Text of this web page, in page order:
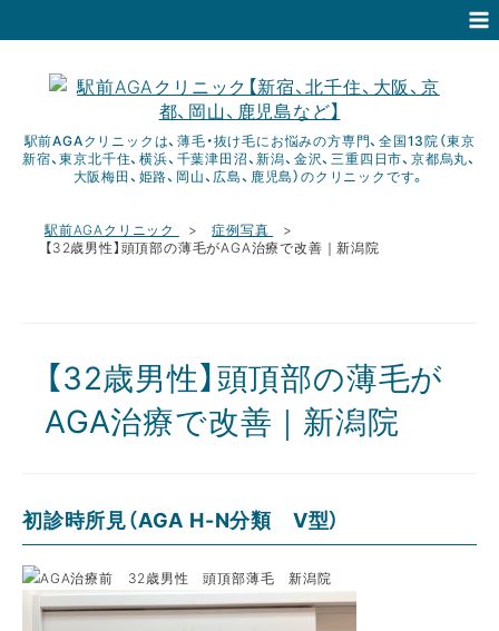
駅前AGAクリニックは、薄毛・抜け毛にお悩みの方専門、全国13院（東京
新宿、東京北千住、横浜、千葉津田沼、新潟、金沢、三重四日市、京都烏丸、
大阪梅田、姫路、岡山、広島、鹿児島）のクリニックです。
駅前AGAクリニック
症例写真
【32歳男性】頭頂部の薄毛がAGA治療で改善｜新潟院
【32歳男性】頭頂部の薄毛が
AGA治療で改善｜新潟院
初診時所見（AGA H-N分類 Ⅴ型）